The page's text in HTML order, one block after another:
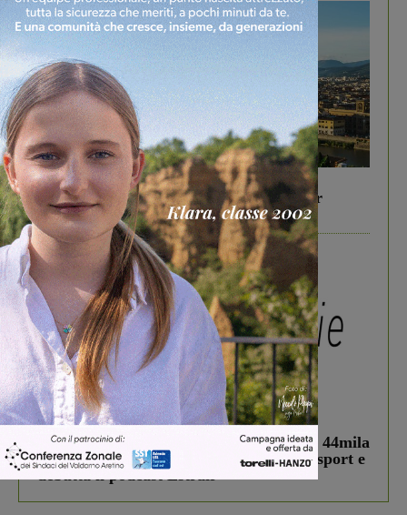
In vetrina 6 Agosto 2026
Gita di famiglia a Firenze: 5 idee per far
divertire i tuoi figli
In vetrina 3 Agosto 2026
Estra Notizie agosto: Smart Cities, oltre 44mila
studenti coinvolti, torna il bando per lo sport e
debutta il podcast Estrair